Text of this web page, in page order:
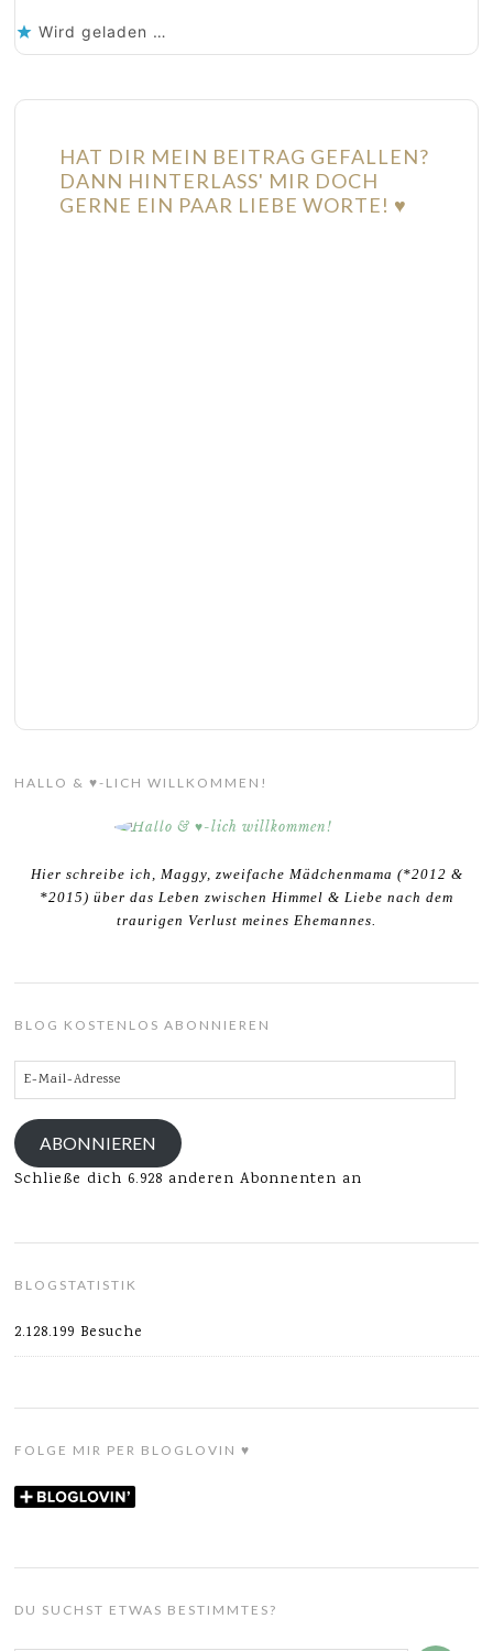
Wird geladen …
HAT DIR MEIN BEITRAG GEFALLEN?
DANN HINTERLASS' MIR DOCH
GERNE EIN PAAR LIEBE WORTE! ♥
HALLO & ♥-LICH WILLKOMMEN!
Hier schreibe ich, Maggy, zweifache Mädchenmama (*2012 &
*2015) über das Leben zwischen Himmel & Liebe nach dem
traurigen Verlust meines Ehemannes.
BLOG KOSTENLOS ABONNIEREN
E-
Mail-
Adresse
ABONNIEREN
Schließe dich 6.928 anderen Abonnenten an
BLOGSTATISTIK
2.128.199 Besuche
FOLGE MIR PER BLOGLOVIN ♥
DU SUCHST ETWAS BESTIMMTES?